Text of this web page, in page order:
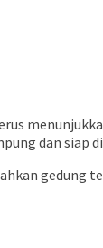
dan siap